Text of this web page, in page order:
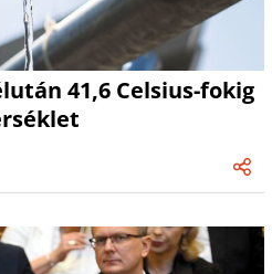
41,6 Celsius-fokig